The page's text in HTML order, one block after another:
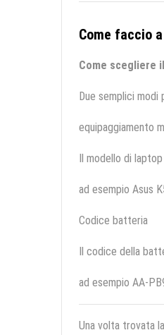
Come faccio
Come scegliere
Due semplici
equipaggiamento
Il modello di
ad esempio Asus
Codice batteria
Il codice della
ad esempio AA-
Una volta trovata